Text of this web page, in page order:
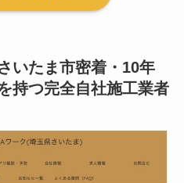
いたま市密着・10年
持つ完全自社施工業者